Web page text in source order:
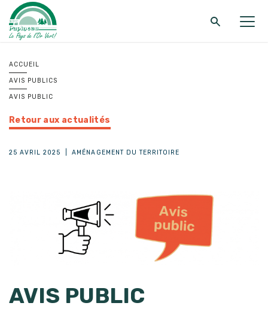
ACCUEIL
AVIS PUBLICS
AVIS PUBLIC
Retour aux actualités
25 AVRIL 2025 AMÉNAGEMENT DU TERRITOIRE
AVIS PUBLIC